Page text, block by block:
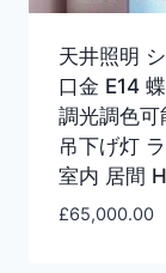
天井照明
口金 E14
調光調色
吊下げ灯
室内 居間
£65,000.00